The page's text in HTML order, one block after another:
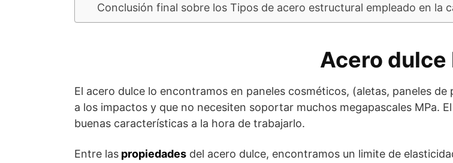
Conclusión final sobre los Tipos de acero estructural empleado en la
Acero dulce
El acero dulce lo encontramos en paneles cosméticos, (aletas, paneles
a los impactos y que no necesiten soportar muchos megapascales MPa. El
buenas características a la hora de trabajarlo.
Entre las propiedades del acero dulce, encontramos un limite de